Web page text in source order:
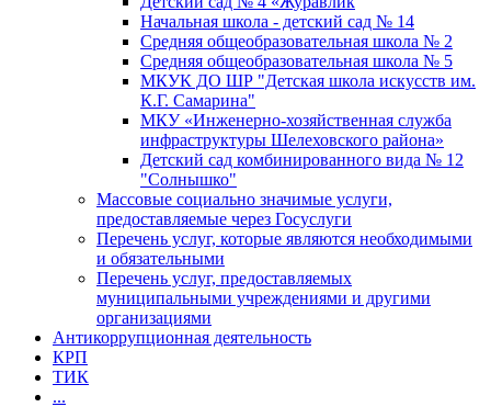
Начальная школа - детский сад № 14
Средняя общеобразовательная школа № 2
Средняя общеобразовательная школа № 5
МКУК ДО ШР "Детская школа искусств им.
К.Г. Самарина"
МКУ «Инженерно-хозяйственная служба
инфраструктуры Шелеховского района»
Детский сад комбинированного вида № 12
"Солнышко"
Массовые социально значимые услуги,
предоставляемые через Госуслуги
Перечень услуг, которые являются необходимыми
и обязательными
Перечень услуг, предоставляемых
муниципальными учреждениями и другими
организациями
Антикоррупционная деятельность
КРП
ТИК
...